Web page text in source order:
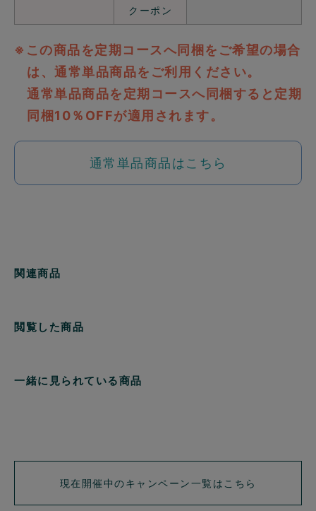
クーポン
※この商品を定期コースへ同梱をご希望の場合
は、通常単品商品をご利用ください。
通常単品商品を定期コースへ同梱すると定期
同梱10％OFFが適用されます。
通常単品商品はこちら
関連商品
閲覧した商品
一緒に見られている商品
現在開催中のキャンペーン一覧はこちら